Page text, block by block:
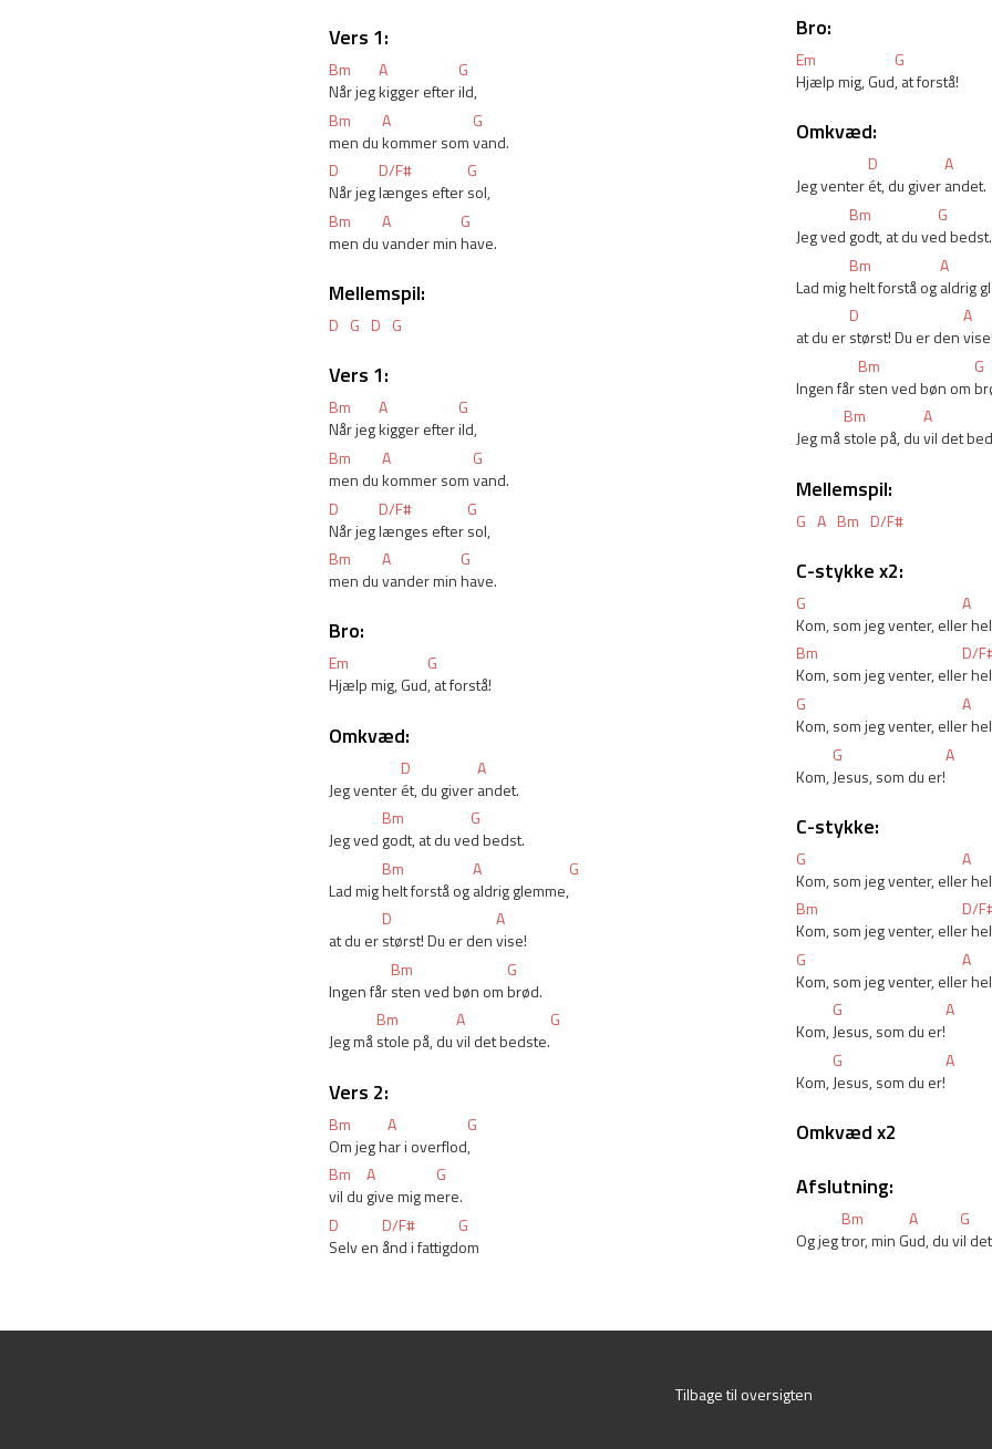
Vers 1:
Bm A
G
Når jeg kigger efter ild,
Bm
A
G
men du kommer som vand.
D
D/F#
G
Når jeg længes efter sol,
Bm
A
G
men du vander min have.
Mellemspil:
D G D G
Vers 1:
Bm A
G
Når jeg kigger efter ild,
Bm
A
G
men du kommer som vand.
D
D/F#
G
Når jeg længes efter sol,
Bm
A
G
men du vander min have.
Bro:
Em
G
Hjælp mig, Gud, at forstå!
Omkvæd:
D
A
Jeg venter ét, du giver andet.
Bm
G
Jeg ved godt, at du ved bedst.
Bm
A
G
Lad mig helt forstå og aldrig glemme,
D
A
at du er størst! Du er den vise!
Bm
G
Ingen får sten ved bøn om brød.
Bm
A
G
Jeg må stole på, du vil det bedste.
Vers 2:
Bm A
G
Om jeg har i overflod,
Bm
A
G
vil du give mig mere.
D
D/F#
G
Selv en ånd i fattigdom
Bro:
Em
G
Hjælp mig, Gud, at forstå!
Omkvæd:
D
A
Jeg venter ét, du giver andet.
Bm
G
Jeg ved godt, at du ved bedst.
Bm
A
Lad mig helt forstå og aldrig
D
A
at du er størst! Du er den vise!
Bm
G
Ingen får sten ved bøn om
Bm
A
Jeg må stole på, du vil det
Mellemspil:
G A Bm D/F#
C-stykke x2:
G
A
Kom, som jeg venter, eller
Bm
D/
Kom, som jeg venter, eller
G
A
Kom, som jeg venter, eller
G
A
Kom, Jesus, som du er!
C-stykke:
G
A
Kom, som jeg venter, eller
Bm
D/
Kom, som jeg venter, eller
G
A
Kom, som jeg venter, eller
G
A
Kom, Jesus, som du er!
G
A
Kom, Jesus, som du er!
Omkvæd x2
Afslutning:
Bm A G
Og jeg tror, min Gud, du vil
Tilbage til oversigten